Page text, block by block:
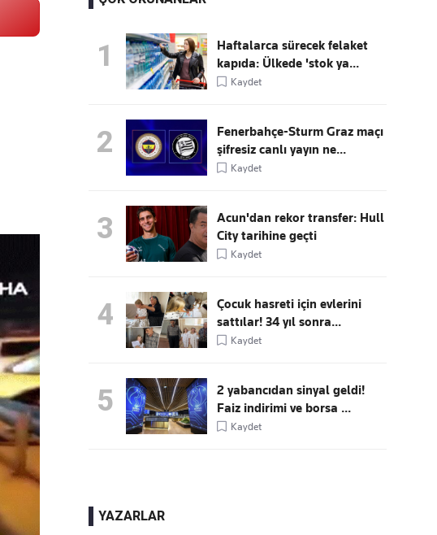
Kaçırmayın
Ücretsiz üye olun, gündemi
1
Haftalarca sürecek felaket
kapıda: Ülkede 'stok ya...
Kaydet
2
Fenerbahçe-Sturm Graz maçı
şifresiz canlı yayın ne...
Kaydet
3
Acun'dan rekor transfer: Hull
City tarihine geçti
Kaydet
4
Çocuk hasreti için evlerini
sattılar! 34 yıl sonra...
Kaydet
5
2 yabancıdan sinyal geldi!
Faiz indirimi ve borsa ...
Kaydet
YAZARLAR